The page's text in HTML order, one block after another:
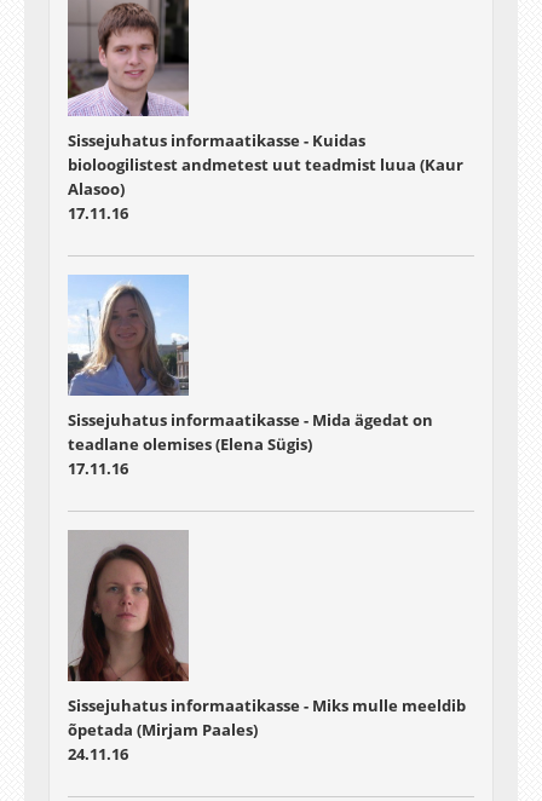
Sissejuhatus informaatikasse - Kuidas
bioloogilistest andmetest uut teadmist luua (Kaur
Alasoo)
17.11.16
Sissejuhatus informaatikasse - Mida ägedat on
teadlane olemises (Elena Sügis)
17.11.16
Sissejuhatus informaatikasse - Miks mulle meeldib
õpetada (Mirjam Paales)
24.11.16